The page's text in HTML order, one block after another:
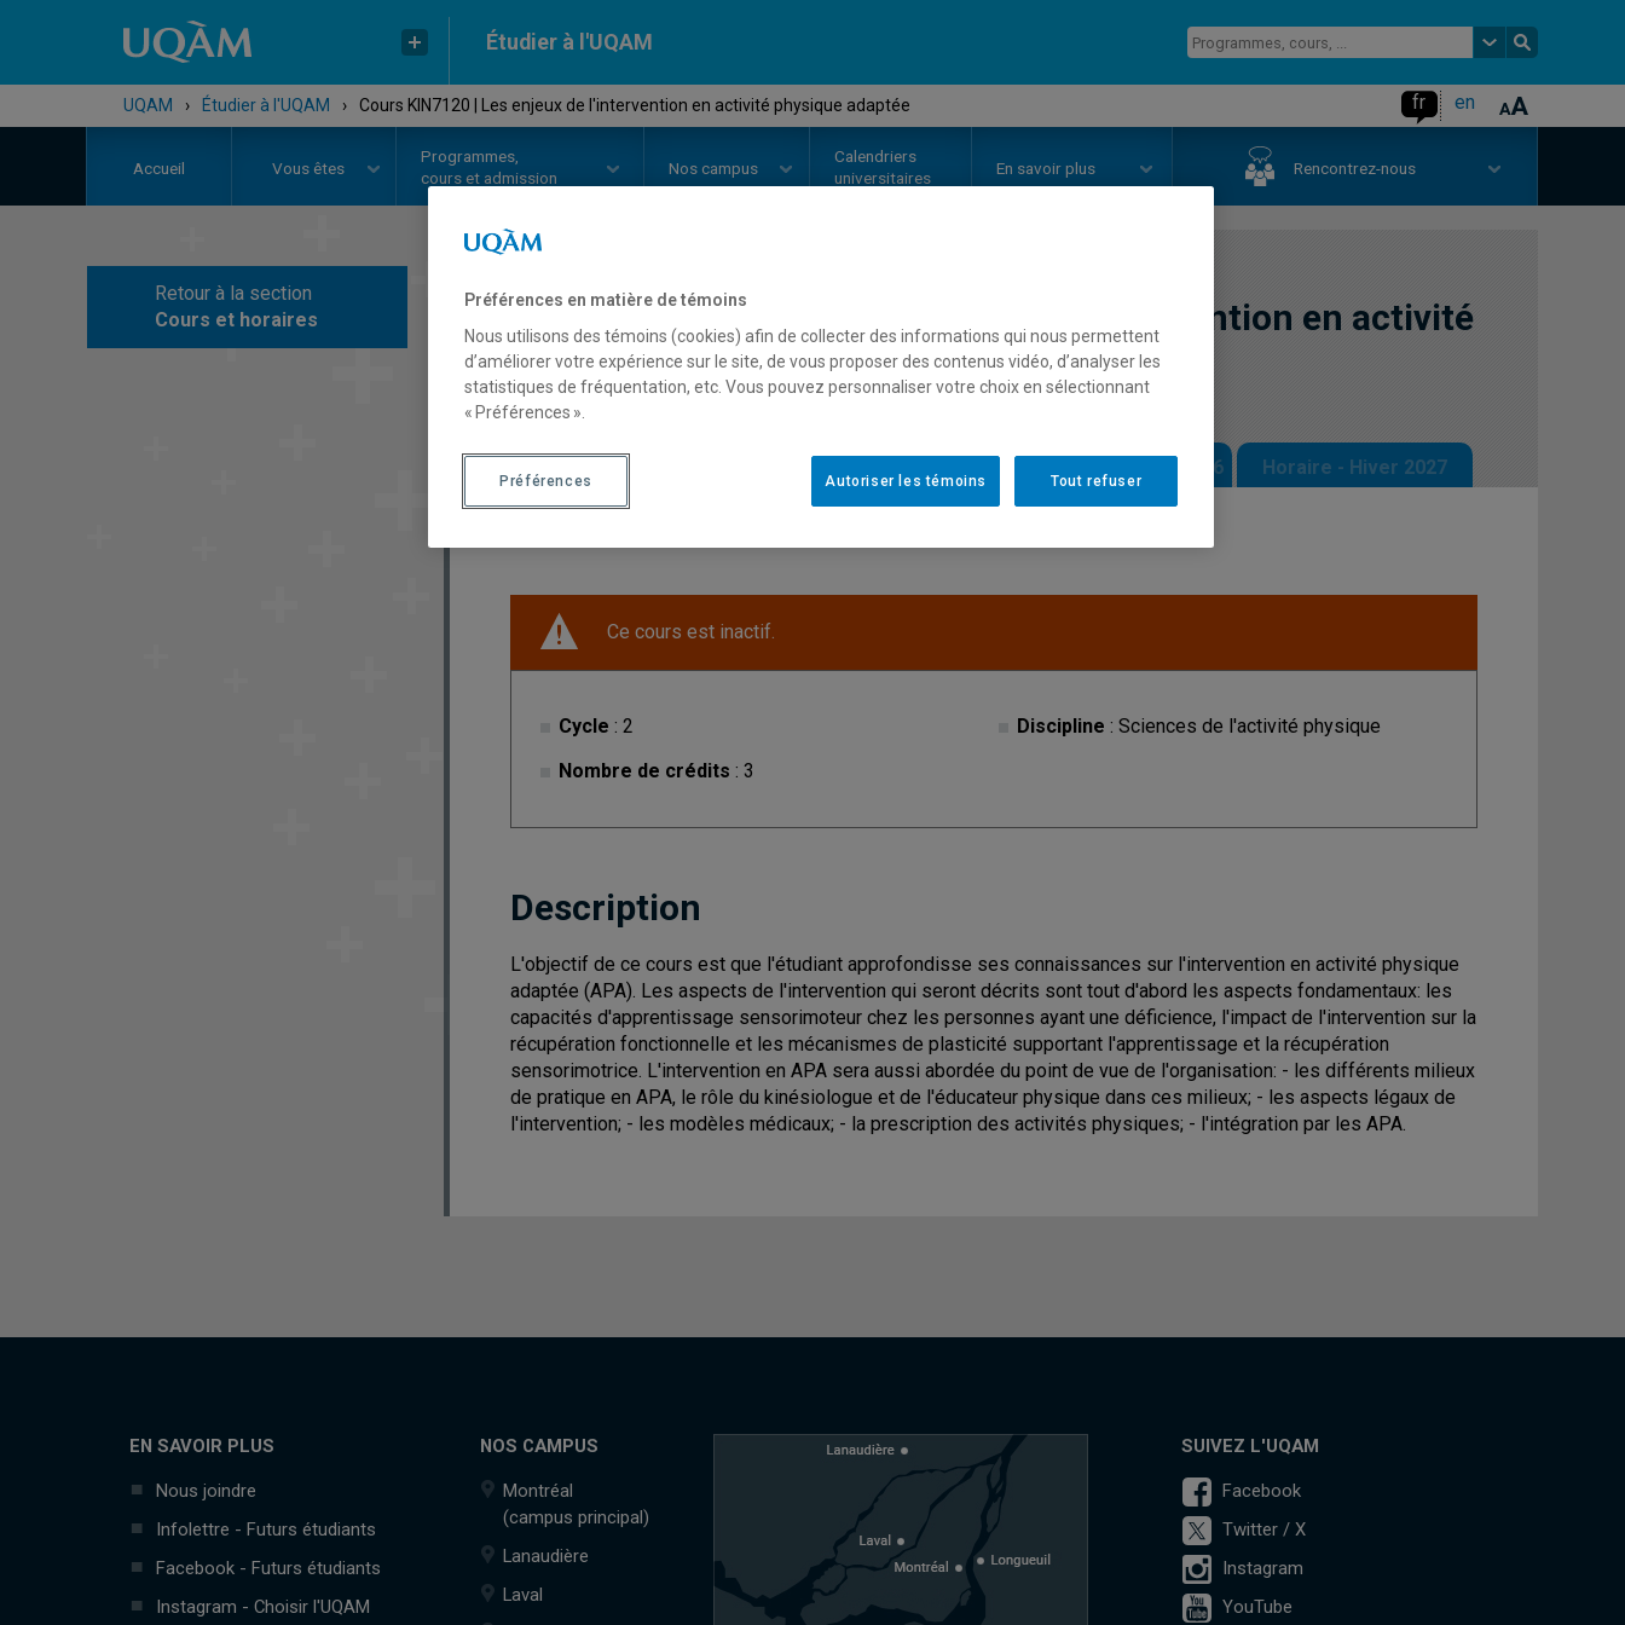
Étudier à l'UQAM
UQAM › Étudier à l'UQAM › Cours KIN7120 | Les enjeux de l'intervention en activité physique adaptée fr en
Accueil Vous êtes
Programmes,
cours et admission
Nos campus
Calendriers
universitaires
En savoir plus Rencontrez-nous
Retour à la section
Cours et horaires
COURS// KIN7120-
Les enjeux de l'intervention en activité
physique adaptée
Horaire - Automne 2026 Horaire - Hiver 2027
Ce cours est inactif.
Cycle : 2
Nombre de crédits : 3
Discipline : Sciences de l'activité physique
Description
L'objectif de ce cours est que l'étudiant approfondisse ses connaissances sur l'intervention en activité physique
adaptée (APA). Les aspects de l'intervention qui seront décrits sont tout d'abord les aspects fondamentaux: les
capacités d'apprentissage sensorimoteur chez les personnes ayant une déficience, l'impact de l'intervention sur la
récupération fonctionnelle et les mécanismes de plasticité supportant l'apprentissage et la récupération
sensorimotrice. L'intervention en APA sera aussi abordée du point de vue de l'organisation: - les différents milieux
de pratique en APA, le rôle du kinésiologue et de l'éducateur physique dans ces milieux; - les aspects légaux de
l'intervention; - les modèles médicaux; - la prescription des activités physiques; - l'intégration par les APA.
EN SAVOIR PLUS
Nous joindre
Infolettre - Futurs étudiants
Facebook - Futurs étudiants
Instagram - Choisir l'UQAM
NOS CAMPUS
Montréal
(campus principal)
Lanaudière
Laval
SUIVEZ L'UQAM
Facebook
Twitter / X
Instagram
YouTube
Préférences en matière de témoins
Nous utilisons des témoins (cookies) afin de collecter des informations qui nous permettent
d’améliorer votre expérience sur le site, de vous proposer des contenus vidéo, d’analyser les
statistiques de fréquentation, etc. Vous pouvez personnaliser votre choix en sélectionnant
« Préférences ».
Tout refuser
Autoriser les témoins
Préférences